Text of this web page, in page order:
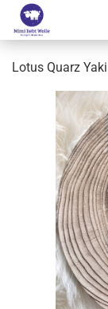
Lotus Quarz